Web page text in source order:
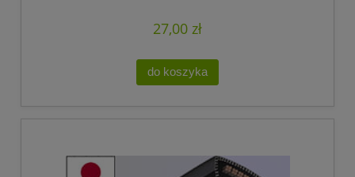
27,00 zł
do koszyka